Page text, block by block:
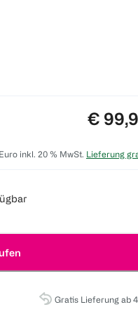
Preis:
€
inkl. 20 % MwSt. Lieferung
Gratis Lieferung ab